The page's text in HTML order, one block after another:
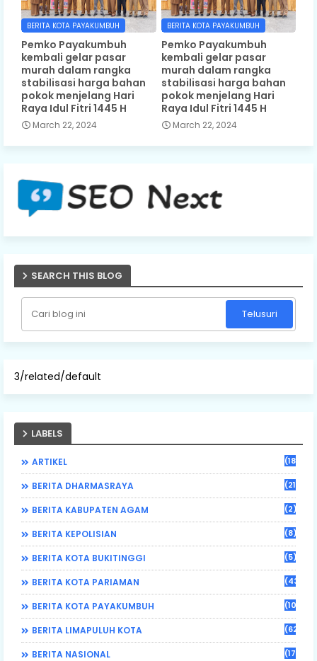
BERITA KOTA PAYAKUMBUH
Pemko Payakumbuh
kembali gelar pasar
murah dalam rangka
stabilisasi harga bahan
pokok menjelang Hari
Raya Idul Fitri 1445 H
March 22, 2024
BERITA KOTA PAYAKUMBUH
Pemko Payakumbuh
kembali gelar pasar
murah dalam rangka
stabilisasi harga bahan
pokok menjelang Hari
Raya Idul Fitri 1445 H
March 22, 2024
SEARCH THIS BLOG
3/related/default
LABELS
ARTIKEL (184)
BERITA DHARMASRAYA (21)
BERITA KABUPATEN AGAM (2)
BERITA KEPOLISIAN (8)
BERITA KOTA BUKITINGGI (5)
BERITA KOTA PARIAMAN (43)
BERITA KOTA PAYAKUMBUH (108)
BERITA LIMAPULUH KOTA (62)
BERITA NASIONAL (17)